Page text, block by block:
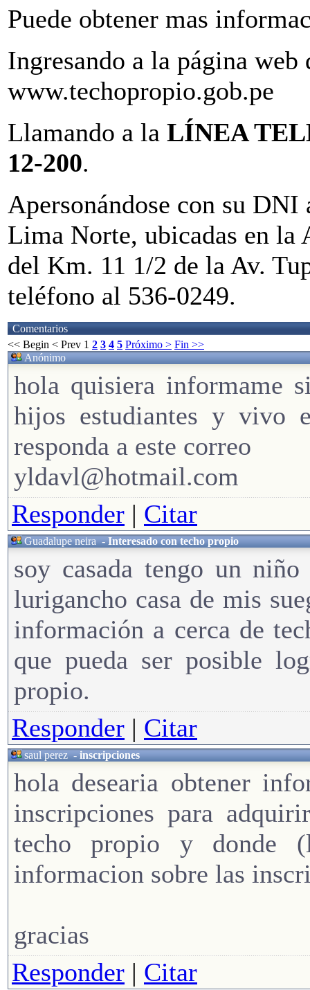
Puede obtener mas
Ingresando a la página
www.techopropio.gob.pe
Llamando a la LÍNEA
12-200.
Apersonándose con su
Lima Norte, ubicadas en la
del Km. 11 1/2 de la Av.
teléfono al 536-0249.
Comentarios
<< Begin < Prev 1 2 3 4 5 Próximo > Fin >>
Anónimo
hola quisiera informame
hijos estudiantes y vivo
responda a este correo
yldavl@hotmail.com
Responder | Citar
Guadalupe neira-Interesado con techo propio
soy casada tengo un
lurigancho casa de mis
información a cerca de
que pueda ser posible
propio.
Responder | Citar
saul perez-inscripciones
hola desearia obtener
inscripciones para
techo propio y donde
informacion sobre las
gracias
Responder | Citar